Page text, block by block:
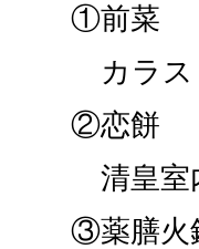
①前菜
カラス
②恋餅
清皇室
③薬膳火